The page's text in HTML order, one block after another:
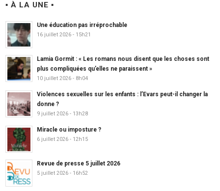
▪ À LA UNE ▪
Une éducation pas irréprochable
16 juillet 2026 - 15h21
Lamia Gormit : « Les romans nous disent que les choses sont
plus compliquées qu’elles ne paraissent »
10 juillet 2026 - 8h04
Violences sexuelles sur les enfants : l’Evars peut-il changer la
donne ?
9 juillet 2026 - 13h28
Miracle ou imposture ?
6 juillet 2026 - 12h15
Revue de presse 5 juillet 2026
5 juillet 2026 - 16h52